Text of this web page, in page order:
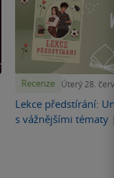
Recenze Úterý 28.
Lekce předstírání:
s vážnějšími tématy |